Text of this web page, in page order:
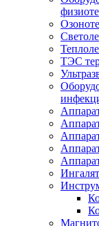
ТЭС